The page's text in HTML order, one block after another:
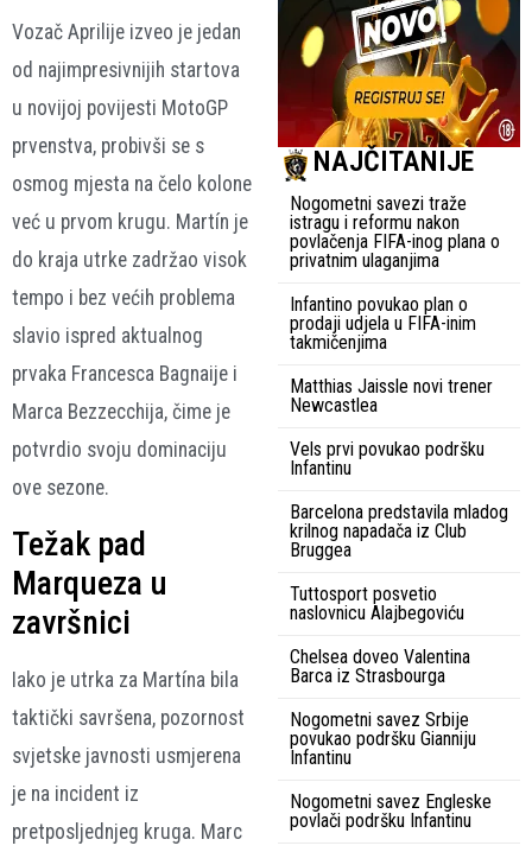
Vozač Aprilije izveo je jedan
od najimpresivnijih startova
u novijoj povijesti MotoGP
prvenstva, probivši se s
osmog mjesta na čelo kolone
već u prvom krugu. Martín je
do kraja utrke zadržao visok
tempo i bez većih problema
slavio ispred aktualnog
prvaka Francesca Bagnaije i
Marca Bezzecchija, čime je
potvrdio svoju dominaciju
ove sezone.
Težak pad
Marqueza u
završnici
Iako je utrka za Martína bila
taktički savršena, pozornost
svjetske javnosti usmjerena
je na incident iz
pretposljednjeg kruga. Marc
NAJČITANIJE
Nogometni savezi traže
istragu i reformu nakon
povlačenja FIFA-inog plana o
privatnim ulaganjima
Infantino povukao plan o
prodaji udjela u FIFA-inim
takmičenjima
Matthias Jaissle novi trener
Newcastlea
Vels prvi povukao podršku
Infantinu
Barcelona predstavila mladog
krilnog napadača iz Club
Bruggea
Tuttosport posvetio
naslovnicu Alajbegoviću
Chelsea doveo Valentina
Barca iz Strasbourga
Nogometni savez Srbije
povukao podršku Gianniju
Infantinu
Nogometni savez Engleske
povlači podršku Infantinu